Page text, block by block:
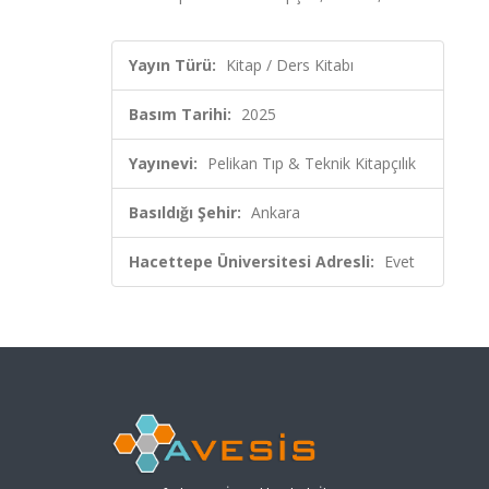
Yayın Türü: Kitap / Ders Kitabı
Basım Tarihi: 2025
Yayınevi: Pelikan Tıp & Teknik Kitapçılık
Basıldığı Şehir: Ankara
Hacettepe Üniversitesi Adresli: Evet